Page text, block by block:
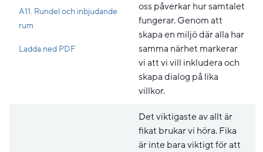
A11. Rundel och inbjudande
rum
Ladda ned PDFPdf, 178.5 kB, öppnas i nytt fönster.
oss påverkar hur samtalet
fungerar. Genom att
skapa en miljö där alla har
samma närhet markerar
vi att vi vill inkludera och
skapa dialog på lika
villkor.
Det viktigaste av allt är
fikat brukar vi höra. Fika
är inte bara viktigt för att